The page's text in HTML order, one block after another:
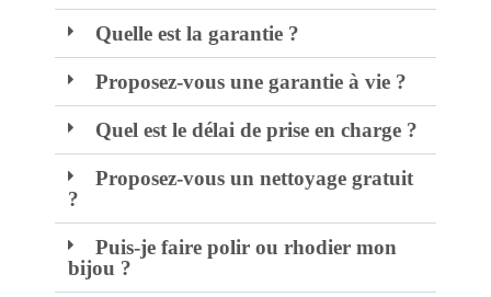
Quelle est la garantie ?
Proposez-vous une garantie à vie ?
Quel est le délai de prise en charge ?
Proposez-vous un nettoyage gratuit
?
Puis-je faire polir ou rhodier mon
bijou ?